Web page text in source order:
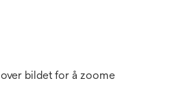
bildet for å zoome